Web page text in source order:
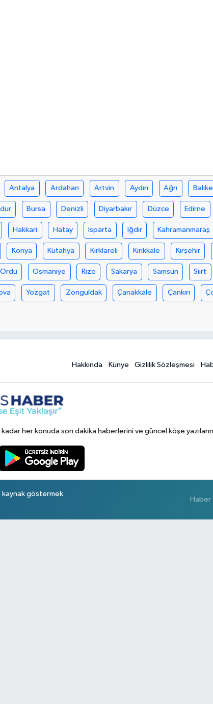
Antalya Ardahan Artvin Aydın Ağrı
Bursa Denizli Diyarbakır Düzce Edirne
Hakkari Hatay Isparta Iğdır Kahramanmaraş
Konya Kütahya Kırklareli Kırıkkale Kırşehir
Ordu Osmaniye Rize Sakarya Samsun Siirt
Yozgat Zonguldak Çanakkale Çankırı
Hakkında Künye Gizlilik Sözleşmesi
her konuda son dakika haberlerini ve güncel köşe
kaynak göstermek
Haber